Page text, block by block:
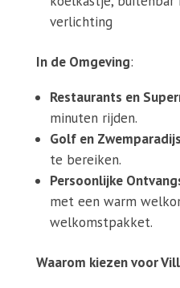
verlichting
In de Omgeving:
Restaurants en
minuten rijden.
Golf en Zwemparadijs
te bereiken.
Persoonlijke
met een warm
welkomstpakket.
Waarom kiezen voor